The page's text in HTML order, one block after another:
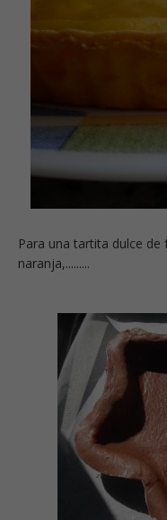
Para una tartita dulce
naranja,.........